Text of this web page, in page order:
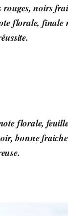
noirs
florale, finale
florale,
bonne